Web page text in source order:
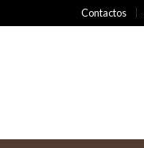
Contactos